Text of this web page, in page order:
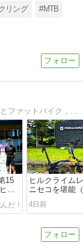
リング #MTB
北海道・旭川在住の元大阪人。ロードバイクとファットバイク，そしてモンキー125の話題を中心に。他には映画やダイビングとか。
15
ル
ヒルクライム
ニセコを堪能
ん）
4日前